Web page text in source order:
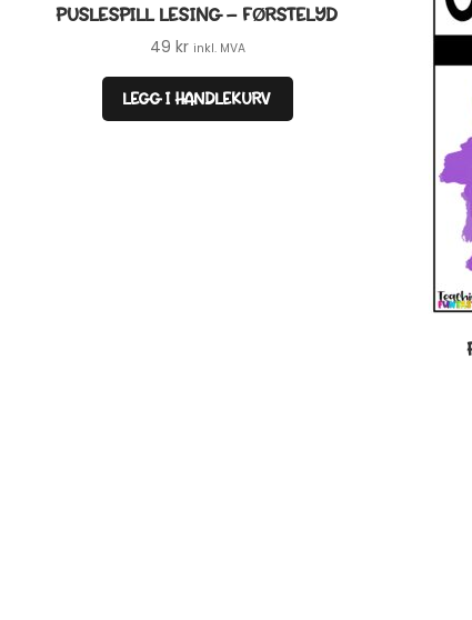
PUSLESPILL LESING – FØRSTELYD
49 kr inkl. MVA
LEGG I HANDLEKURV